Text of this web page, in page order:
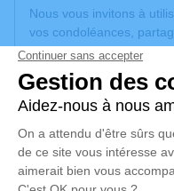
Nous vous invitons à
vos condoléances,
anecdote ou exprimer
ou des textes. Cet
honorer la mémoire de
Un service de plantation